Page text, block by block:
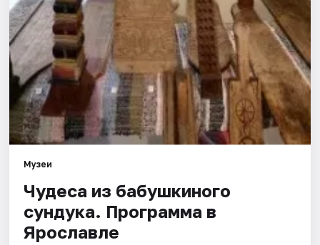
Музеи
Чудеса из бабушкиного
сундука. Программа в
Ярославле